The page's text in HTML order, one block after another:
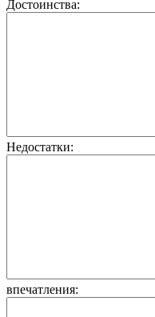
Достоинства:
Недостатки:
впечатления: